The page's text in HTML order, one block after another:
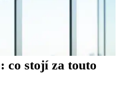
co stojí za touto